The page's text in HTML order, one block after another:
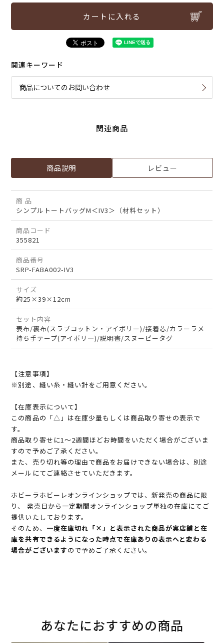
カートに入れる
関連キーワード
商品についてのお問い合わせ
関連商品
商品説明 レビュー
商 品
シンプルトートバッグM＜IV3＞（材料セット）
商品コード
355821
商品番号
SRP-FABA002-IV3
サイズ
約25×39×12cm
セット内容
表布/裏布(スラブコットン・アイボリー)/接着芯/カラーラメ
持ち手テープ(アイボリ―)/説明書/スヌーピータグ
【注意事項】
※別途、縫い糸・縫い針をご用意ください。
【在庫表示について】
この商品の「△」は在庫少量もしくは商品取り寄せの表示で
す。
商品取り寄せに1～2週間ほどお時間をいただく場合がございま
すので予めご了承ください。
また、売り切れ等の理由で商品をお届けできない場合は、別途
メールにてご連絡させていただきます。
ホビーラホビーレオンラインショップでは、新発売の商品に限
り、 発売日から一定期間オンラインショップ単独の在庫にてご
提供いたしております。
そのため、 一度在庫切れ「×」と表示された商品が実店舗と在
庫を共有できるようになった時点で在庫ありの表示へと変わる
場合がございますので予めご了承ください。
あなたにおすすめの商品